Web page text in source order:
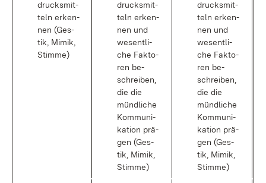
drucks­mit­
teln er­ken­
nen (Ges­
tik, Mi­mik,
Stim­me)
drucks­mit­
teln er­ken­
nen und
we­sent­li­
che Fak­to­
ren be­
schrei­ben,
die die
münd­li­che
Kom­mu­ni­
ka­ti­on prä­
gen (Ges­
tik, Mi­mik,
Stim­me)
drucks­mit­
teln er­ken­
nen und
we­sent­li­
che Fak­to­
ren be­
schrei­ben,
die die
münd­li­che
Kom­mu­ni­
ka­ti­on prä­
gen (Ges­
tik, Mi­mik,
Stim­me)